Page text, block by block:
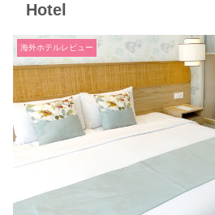
Hotel
海外ホテルレビュー